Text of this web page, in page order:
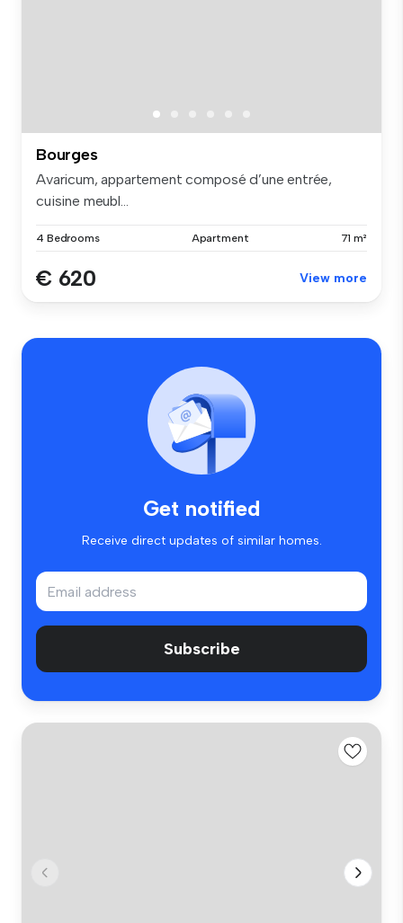
Bourges
Avaricum, appartement composé d’une entrée,
cuisine meubl...
4 Bedrooms Apartment 71 m²
€ 620 View more
Get notified
Receive direct updates of similar homes.
Subscribe